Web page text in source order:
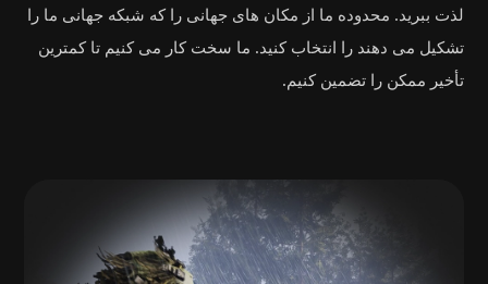
لذت ببرید. محدوده ما از مکان های جهانی را که شبکه جهانی ما را
تشکیل می دهند را انتخاب کنید. ما سخت کار می کنیم تا کمترین
تأخیر ممکن را تضمین کنیم.